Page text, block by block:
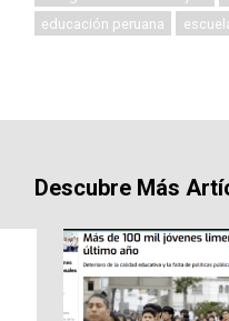
educación peruana
Descubre Más